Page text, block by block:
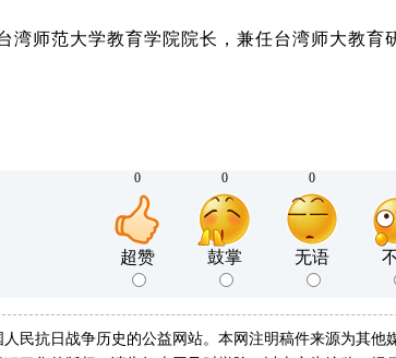
湾师范大学教育学院院长，兼任台湾师大教育
0
超赞
0
鼓掌
0
无语
民抗日战争历史的公益网站。本网注明稿件来源为其